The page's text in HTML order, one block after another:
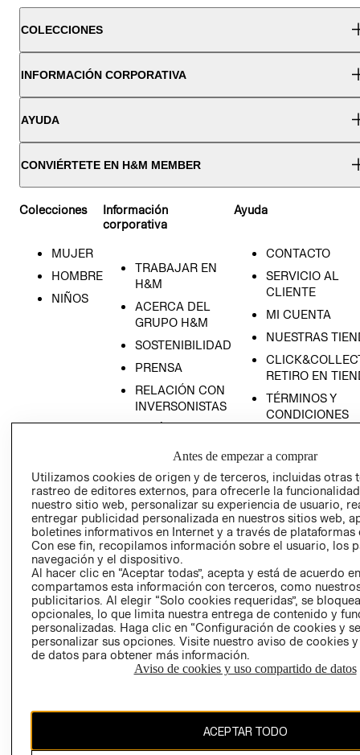
COLECCIONES
INFORMACIÓN CORPORATIVA
AYUDA
CONVIÉRTETE EN H&M MEMBER
Colecciones
MUJER
HOMBRE
NIÑOS
Información
corporativa
TRABAJAR EN
H&M
ACERCA DEL
GRUPO H&M
SOSTENIBILIDAD
PRENSA
RELACIÓN CON
INVERSONISTAS
TRANSPARENCIA
Y ÉTICA
(ESPAÑOL)
PROGRAMA DE
TRANSPARENCIA
Y ÉTICA (INGLÉS)
Ayuda
CONTACTO
SERVICIO AL
CLIENTE
MI CUENTA
NUESTRAS
RETIRO EN
TÉRMINOS Y
CONDICIONES
PRIVACIDAD
GIFT CARD
AVISO DE
DE INDUSTRIA Y
COMERCIO - SIC
PETICIONES
QUEJAS Y
RECLAMOS
Colombia ($)
CAMBIAR REGIÓN
Antes de empezar a comprar
Utilizamos cookies de origen y de terceros, incluidas otras
rastreo de editores externos, para ofrecerle la
nuestro sitio web, personalizar su experiencia de usuario,
entregar publicidad personalizada en nuestros sitios web,
boletines informativos en Internet y a través de plataformas
Con ese fin, recopilamos información sobre el usuario, los
navegación y el dispositivo.
Al hacer clic en “Aceptar todas”, acepta y está de acuerdo
compartamos esta información con terceros, como
publicitarios. Al elegir “Solo cookies requeridas”, se
opcionales, lo que limita nuestra entrega de contenido y
personalizadas. Haga clic en “Configuración de cookies y
personalizar sus opciones. Visite nuestro aviso de cookies
de datos para obtener más información.
Aviso de cookies y uso compartido de datos
ACEPTAR TODO